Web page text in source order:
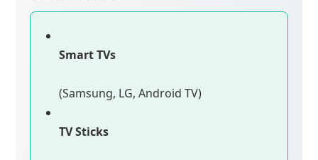
Smart TVs
(Samsung, LG, Android TV)
TV Sticks